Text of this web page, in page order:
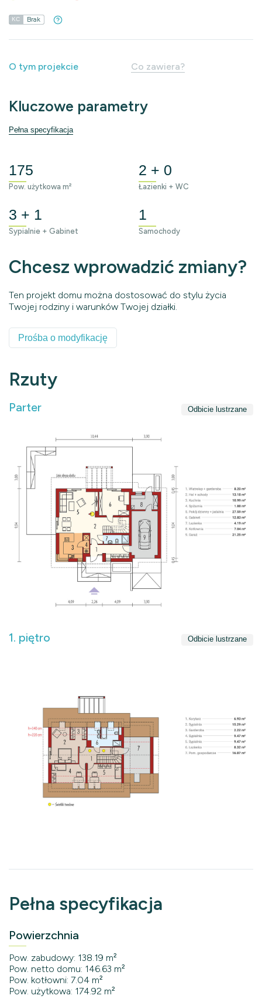
KC Brak
O tym projekcie Co zawiera?
Kluczowe parametry
Pełna specyfikacja
175
Pow. użytkowa m²
2 + 0
Łazienki + WC
3 + 1
Sypialnie + Gabinet
1
Samochody
Chcesz wprowadzić zmiany?
Ten projekt domu można dostosować do stylu życia
Twojej rodziny i warunków Twojej działki.
Prośba o modyfikację
Rzuty
Parter Odbicie lustrzane
1. piętro Odbicie lustrzane
Pełna specyfikacja
Powierzchnia
Pow. zabudowy: 138.19 m²
Pow. netto domu: 146.63 m²
Pow. kotłowni: 7.04 m²
Pow. użytkowa: 174.92 m²